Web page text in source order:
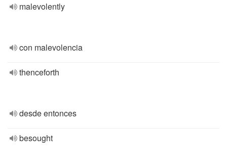
malevolently
con malevolencia
thenceforth
desde entonces
besought